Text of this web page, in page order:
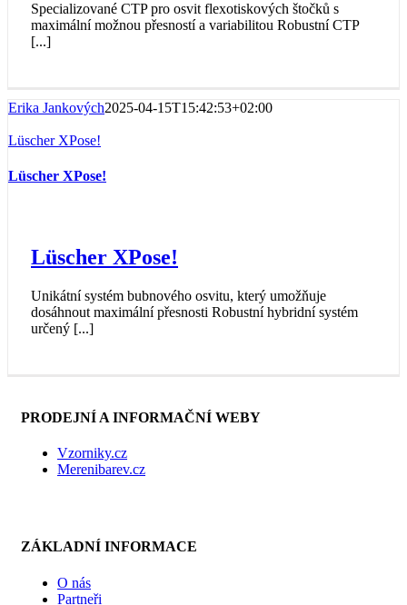
Specializované CTP pro osvit flexotiskových štočků s
maximální možnou přesností a variabilitou Robustní CTP
[...]
Erika Jankových2025-04-15T15:42:53+02:00
Lüscher XPose!
Lüscher XPose!
Lüscher XPose!
Unikátní systém bubnového osvitu, který umožňuje
dosáhnout maximální přesnosti Robustní hybridní systém
určený [...]
PRODEJNÍ A INFORMAČNÍ WEBY
Vzorniky.cz
Merenibarev.cz
ZÁKLADNÍ INFORMACE
O nás
Partneři